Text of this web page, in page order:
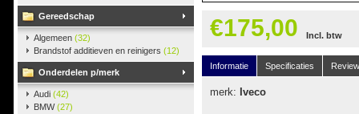
Gereedschap
Algemeen (32)
Brandstof additieven en reinigers (12)
Onderdelen p/merk
Audi (42)
BMW(27)
€175,00 Incl. btw
Informatie Specificaties
merk: Iveco